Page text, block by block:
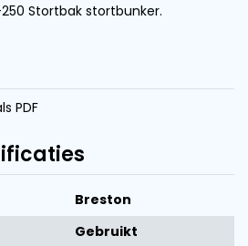
Stortbak stortbunker.
PDF
Breston
Gebruikt